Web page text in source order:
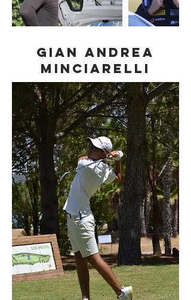
GIAN ANDREA
MINCIARELLI